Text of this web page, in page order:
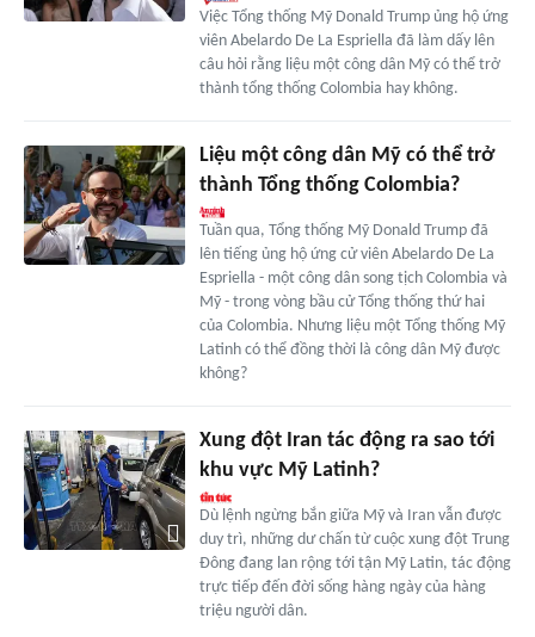
Việc Tổng thống Mỹ Donald Trump ủng hộ ứng
viên Abelardo De La Espriella đã làm dấy lên
câu hỏi rằng liệu một công dân Mỹ có thể trở
thành tổng thống Colombia hay không.
Liệu một công dân Mỹ có thể trở
thành Tổng thống Colombia?
Tuần qua, Tổng thống Mỹ Donald Trump đã
lên tiếng ủng hộ ứng cử viên Abelardo De La
Espriella - một công dân song tịch Colombia và
Mỹ - trong vòng bầu cử Tổng thống thứ hai
của Colombia. Nhưng liệu một Tổng thống Mỹ
Latinh có thể đồng thời là công dân Mỹ được
không?
Xung đột Iran tác động ra sao tới
khu vực Mỹ Latinh?
Dù lệnh ngừng bắn giữa Mỹ và Iran vẫn được
duy trì, những dư chấn từ cuộc xung đột Trung
Đông đang lan rộng tới tận Mỹ Latin, tác động
trực tiếp đến đời sống hàng ngày của hàng
triệu người dân.